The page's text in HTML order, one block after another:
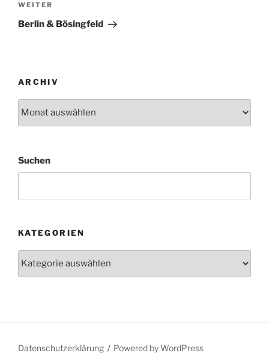
Nächster
Beitrag
WEITER
Berlin & Bösingfeld
ARCHIV
Suchen
KATEGORIEN
Datenschutzerklärung Powered by WordPress